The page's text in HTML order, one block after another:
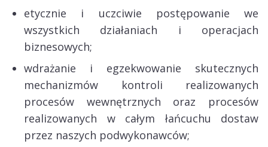
etycznie i uczciwie postępowanie we
wszystkich działaniach i operacjach
biznesowych;
wdrażanie i egzekwowanie skutecznych
mechanizmów kontroli realizowanych
procesów wewnętrznych oraz procesów
realizowanych w całym łańcuchu dostaw
przez naszych podwykonawców;